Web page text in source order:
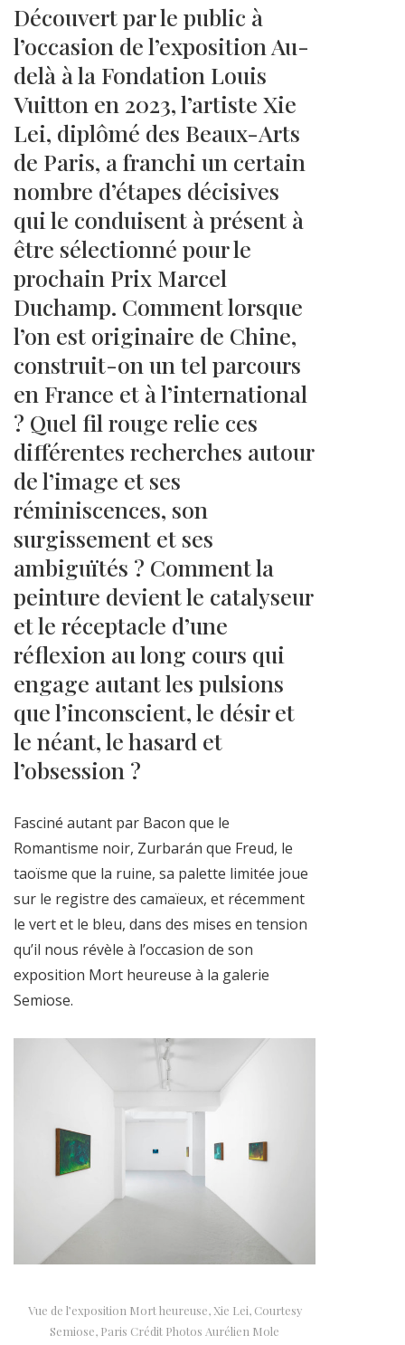
Découvert par le public à
l’occasion de l’exposition Au-
delà à la Fondation Louis
Vuitton en 2023, l’artiste Xie
Lei, diplômé des Beaux-Arts
de Paris, a franchi un certain
nombre d’étapes décisives
qui le conduisent à présent à
être sélectionné pour le
prochain Prix Marcel
Duchamp. Comment lorsque
l’on est originaire de Chine,
construit-on un tel parcours
en France et à l’international
? Quel fil rouge relie ces
différentes recherches autour
de l’image et ses
réminiscences, son
surgissement et ses
ambiguïtés ? Comment la
peinture devient le catalyseur
et le réceptacle d’une
réflexion au long cours qui
engage autant les pulsions
que l’inconscient, le désir et
le néant, le hasard et
l’obsession ?
Fasciné autant par Bacon que le
Romantisme noir, Zurbarán que Freud, le
taoïsme que la ruine, sa palette limitée joue
sur le registre des camaïeux, et récemment
le vert et le bleu, dans des mises en tension
qu’il nous révèle à l’occasion de son
exposition Mort heureuse à la galerie
Semiose.
Vue de l’exposition Mort heureuse, Xie Lei, Courtesy
Semiose, Paris Crédit Photos Aurélien Mole